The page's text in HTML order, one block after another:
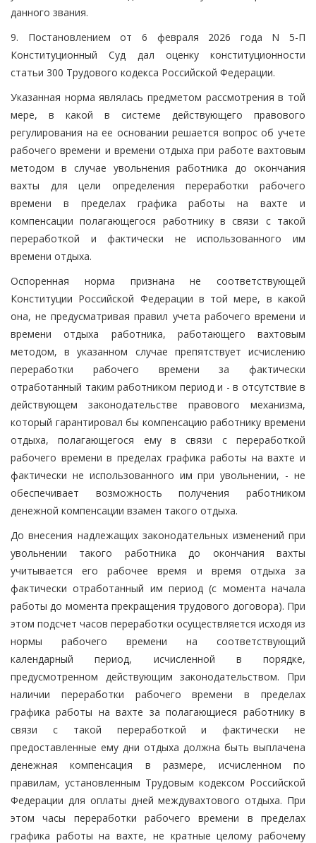
данного звания.
9. Постановлением от 6 февраля 2026 года N 5-П
Конституционный Суд дал оценку конституционности
статьи 300 Трудового кодекса Российской Федерации.
Указанная норма являлась предметом рассмотрения в той
мере, в какой в системе действующего правового
регулирования на ее основании решается вопрос об учете
рабочего времени и времени отдыха при работе вахтовым
методом в случае увольнения работника до окончания
вахты для цели определения переработки рабочего
времени в пределах графика работы на вахте и
компенсации полагающегося работнику в связи с такой
переработкой и фактически не использованного им
времени отдыха.
Оспоренная норма признана не соответствующей
Конституции Российской Федерации в той мере, в какой
она, не предусматривая правил учета рабочего времени и
времени отдыха работника, работающего вахтовым
методом, в указанном случае препятствует исчислению
переработки рабочего времени за фактически
отработанный таким работником период и - в отсутствие в
действующем законодательстве правового механизма,
который гарантировал бы компенсацию работнику времени
отдыха, полагающегося ему в связи с переработкой
рабочего времени в пределах графика работы на вахте и
фактически не использованного им при увольнении, - не
обеспечивает возможность получения работником
денежной компенсации взамен такого отдыха.
До внесения надлежащих законодательных изменений при
увольнении такого работника до окончания вахты
учитывается его рабочее время и время отдыха за
фактически отработанный им период (с момента начала
работы до момента прекращения трудового договора). При
этом подсчет часов переработки осуществляется исходя из
нормы рабочего времени на соответствующий
календарный период, исчисленной в порядке,
предусмотренном действующим законодательством. При
наличии переработки рабочего времени в пределах
графика работы на вахте за полагающиеся работнику в
связи с такой переработкой и фактически не
предоставленные ему дни отдыха должна быть выплачена
денежная компенсация в размере, исчисленном по
правилам, установленным Трудовым кодексом Российской
Федерации для оплаты дней междувахтового отдыха. При
этом часы переработки рабочего времени в пределах
графика работы на вахте, не кратные целому рабочему